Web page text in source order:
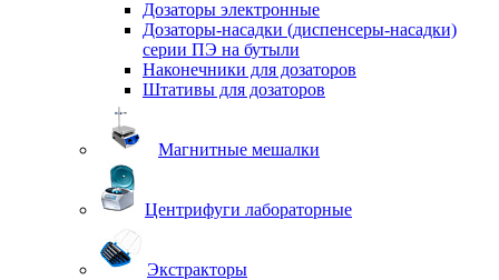
Дозаторы электронные
Дозаторы-насадки (диспенсеры-насадки)
серии ПЭ на бутыли
Наконечники для дозаторов
Штативы для дозаторов
Магнитные мешалки
Центрифуги лабораторные
Экстракторы